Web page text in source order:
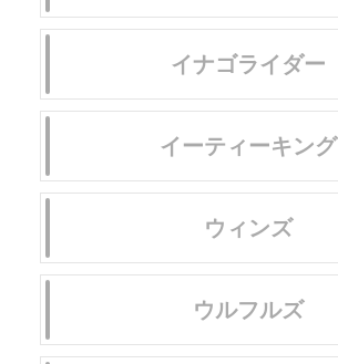
イナゴライダー
イーティーキング
ウィンズ
ウルフルズ